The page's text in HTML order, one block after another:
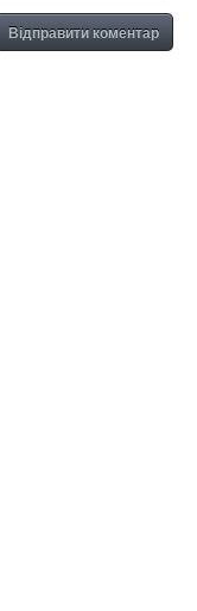
Відправити коментар